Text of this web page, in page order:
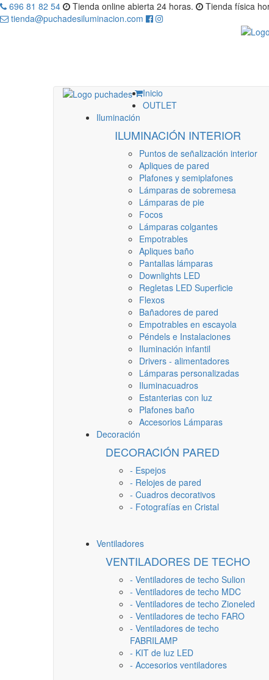
696 81 82 54 Tienda online abierta 24 horas.
Tienda física
tienda@puchadesiluminacion.com
Inicio
OUTLET
Iluminación
ILUMINACIÓN INTERIOR
Puntos de señalización interior
Apliques de pared
Plafones y semiplafones
Lámparas de sobremesa
Lámparas de pie
Focos
Lámparas colgantes
Empotrables
Apliques baño
Pantallas lámparas
Downlights LED
Regletas LED Superficie
Flexos
Bañadores de pared
Empotrables en escayola
Péndels e Instalaciones
Iluminación infantil
Drivers - alimentadores
Lámparas personalizadas
Iluminacuadros
Estanterias con luz
Plafones baño
Accesorios Lámparas
Decoración
DECORACIÓN PARED
- Espejos
- Relojes de pared
- Cuadros decorativos
- Fotografías en Cristal
Ventiladores
VENTILADORES DE TECHO
- Ventiladores de techo Sulion
- Ventiladores de techo MDC
- Ventiladores de techo Zioneled
- Ventiladores de techo FARO
- Ventiladores de techo
FABRILAMP
- KIT de luz LED
- Accesorios ventiladores